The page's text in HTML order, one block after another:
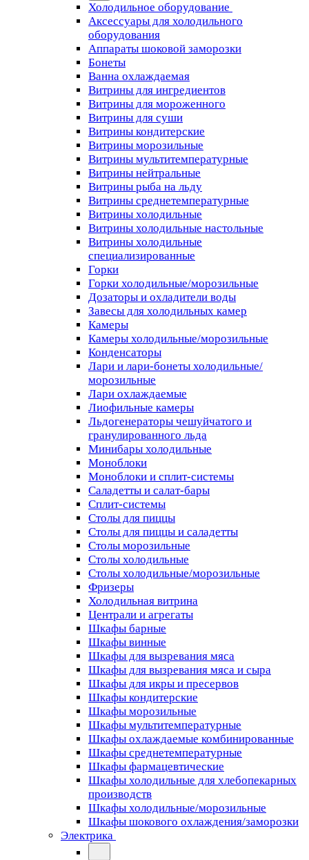
Холодильное оборудование
Аксессуары для холодильного
оборудования
Аппараты шоковой заморозки
Бонеты
Ванна охлаждаемая
Витрины для ингредиентов
Витрины для мороженного
Витрины для суши
Витрины кондитерские
Витрины морозильные
Витрины мультитемпературные
Витрины нейтральные
Витрины рыба на льду
Витрины среднетемпературные
Витрины холодильные
Витрины холодильные настольные
Витрины холодильные
специализированные
Горки
Горки холодильные/морозильные
Дозаторы и охладители воды
Завесы для холодильных камер
Камеры
Камеры холодильные/морозильные
Конденсаторы
Лари и лари-бонеты холодильные/
морозильные
Лари охлаждаемые
Лиофильные камеры
Льдогенераторы чешуйчатого и
гранулированного льда
Минибары холодильные
Моноблоки
Моноблоки и сплит-системы
Саладетты и салат-бары
Сплит-системы
Столы для пиццы
Столы для пиццы и саладетты
Столы морозильные
Столы холодильные
Столы холодильные/морозильные
Фризеры
Холодильная витрина
Централи и агрегаты
Шкафы барные
Шкафы винные
Шкафы для вызревания мяса
Шкафы для вызревания мяса и сыра
Шкафы для икры и пресервов
Шкафы кондитерские
Шкафы морозильные
Шкафы мультитемпературные
Шкафы охлаждаемые комбинированные
Шкафы среднетемпературные
Шкафы фармацевтические
Шкафы холодильные для хлебопекарных
производств
Шкафы холодильные/морозильные
Шкафы шокового охлаждения/заморозки
Электрика